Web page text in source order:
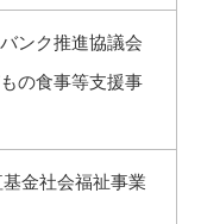
ンク推進協議会
の食事等支援事
金社会福祉事業